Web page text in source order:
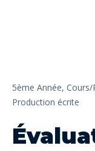
5ème Année, Cours/
Production écrite